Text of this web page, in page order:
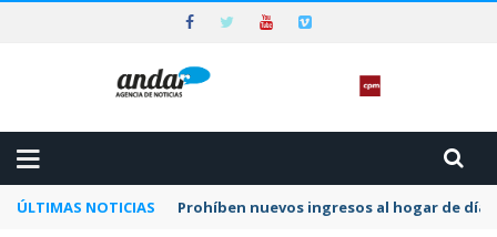
ÚLTIMAS NOTICIAS Prohíben nuevos ingresos al hogar de día